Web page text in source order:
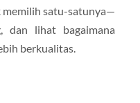
memilih satu-satunya—
dan lihat bagaimana
berkualitas.